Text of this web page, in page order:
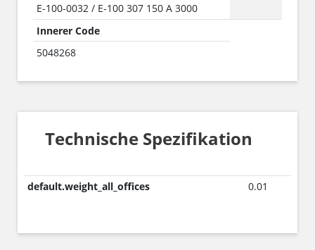
E-100-0032 / E-100 307 150 A 3000
Innerer Code
5048268
Technische Spezifikation
default.weight_all_offices 0.01